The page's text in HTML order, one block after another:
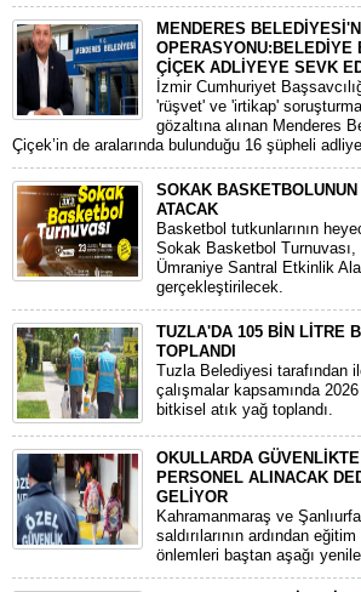
MENDERES
OPERASYONU:BELEDİYE
ÇİÇEK ADLİYEYE SEVK
​İzmir Cumhuriyet
'rüşvet' ve 'irtikap'
gözaltına alınan Menderes
Çiçek’in de aralarında bulunduğu 16 şüpheli
SOKAK
ATACAK
Basketbol tutkunlarının
Sokak Basketbol Turnuvası,
Ümraniye Santral Etkinlik
gerçekleştirilecek.
TUZLA'DA 105 BİN LİTRE
TOPLANDI
Tuzla Belediyesi tarafından
çalışmalar kapsamında
bitkisel atık yağ toplandı.
OKULLARDA
PERSONEL ALINACAK
GELİYOR
​Kahramanmaraş ve
saldırılarının ardından
önlemleri baştan aşağı